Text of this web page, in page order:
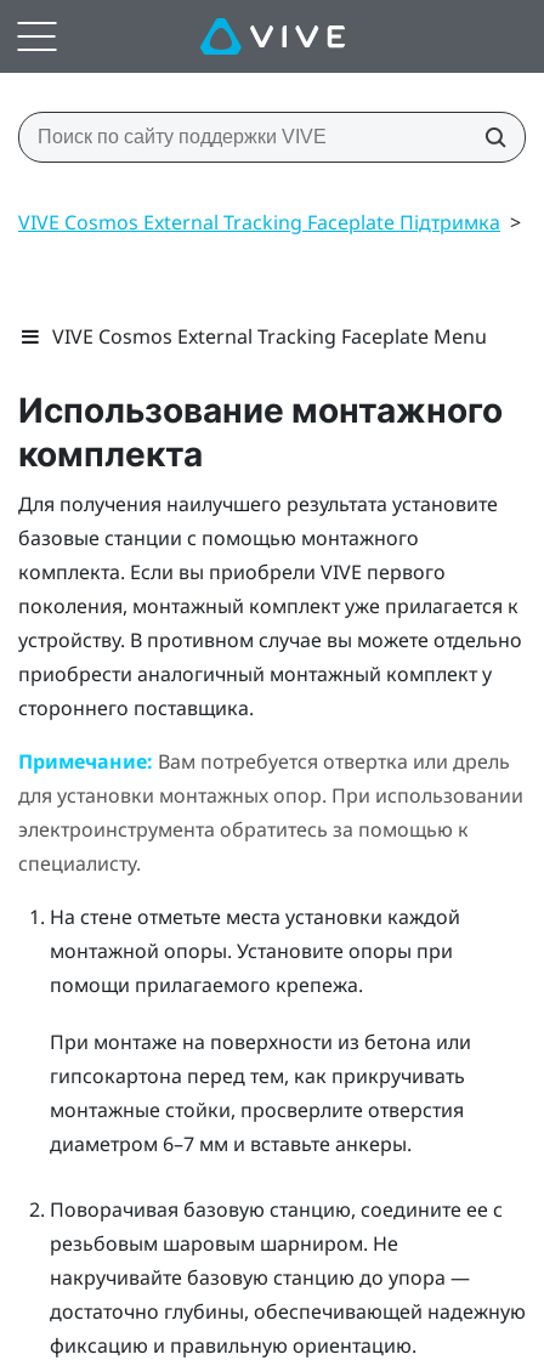
VIVE Cosmos External Tracking Faceplate Підтримка >
VIVE Cosmos External Tracking Faceplate Menu
Использование монтажного
комплекта
Для получения наилучшего результата установите
базовые станции с помощью монтажного
комплекта. Если вы приобрели VIVE первого
поколения, монтажный комплект уже прилагается к
устройству. В противном случае вы можете отдельно
приобрести аналогичный монтажный комплект у
стороннего поставщика.
Примечание: Вам потребуется отвертка или дрель
для установки монтажных опор. При использовании
электроинструмента обратитесь за помощью к
специалисту.
На стене отметьте места установки каждой
монтажной опоры. Установите опоры при
помощи прилагаемого крепежа.
При монтаже на поверхности из бетона или
гипсокартона перед тем, как прикручивать
монтажные стойки, просверлите отверстия
диаметром 6–7 мм и вставьте анкеры.
Поворачивая базовую станцию, соедините ее с
резьбовым шаровым шарниром. Не
накручивайте базовую станцию до упора —
достаточно глубины, обеспечивающей надежную
фиксацию и правильную ориентацию.